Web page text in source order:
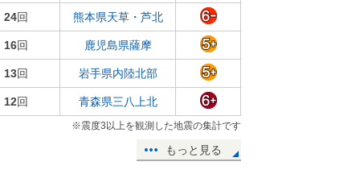
24回 熊本県天草・芦北
16回 鹿児島県薩摩
13回 岩手県内陸北部
12回 青森県三八上北
※震度3以上を観測した地震の集計です
もっと見る